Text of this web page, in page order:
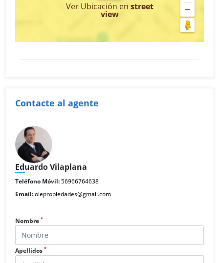
Ver Ubicación en street
view
Contacte al agente
Eduardo Vilaplana
Teléfono Móvil:56966764638
Email:olepropiedades@gmail.com
Nombre *
Apellidos *